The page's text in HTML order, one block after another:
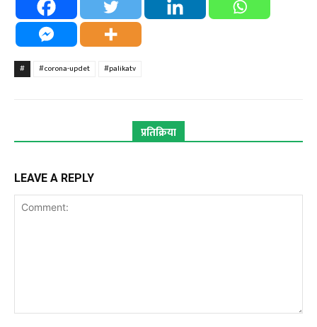
# #corona-updet #palikatv
प्रतिक्रिया
LEAVE A REPLY